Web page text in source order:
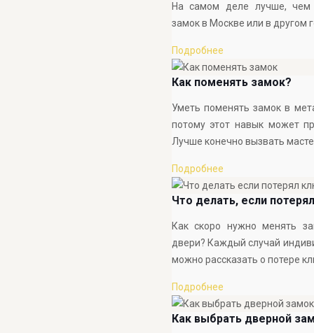
На самом деле лучше, чем
замок в Москве или в другом
Подробнее
Как поменять замок?
Уметь поменять замок в
потому этот навык может
Лучше конечно вызвать
Подробнее
Что делать, если
Как скоро нужно менять
двери? Каждый случай
можно рассказать о потере
Подробнее
Как выбрать дверной